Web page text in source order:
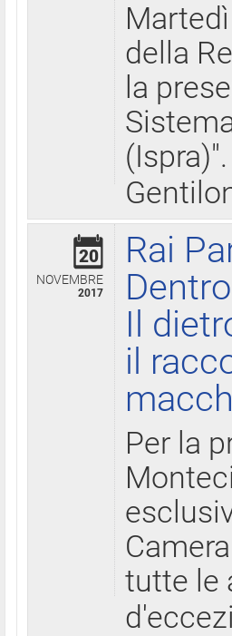
della
la
20
NOVEMBRE
2017
Rai
Il
il
Per la
tutte le